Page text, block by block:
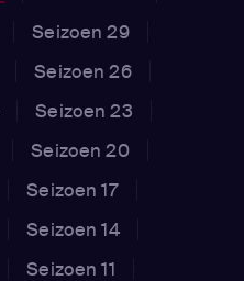
Seizoen 29
Seizoen 26
Seizoen 23
Seizoen 20
Seizoen 17
Seizoen 14
Seizoen 11